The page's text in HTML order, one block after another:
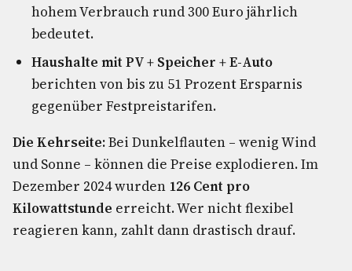
hohem Verbrauch rund 300 Euro jährlich
bedeutet.
Haushalte mit PV + Speicher + E-Auto
berichten von bis zu 51 Prozent Ersparnis
gegenüber Festpreistarifen.
Die Kehrseite:Bei Dunkelflauten – wenig Wind
und Sonne – können die Preise explodieren. Im
Dezember 2024 wurden 126 Cent pro
Kilowattstunde erreicht. Wer nicht flexibel
reagieren kann, zahlt dann drastisch drauf.